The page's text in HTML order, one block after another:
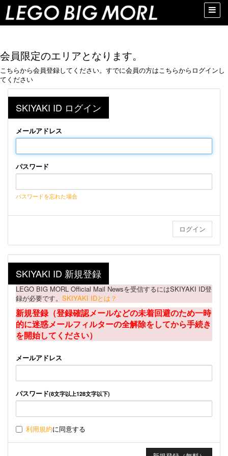
Toggle
会員限定のエリアとなります。
こちらから会員登録してください。すでに会員の方はこちらからログインし
てください
SKIYAKI ID ログイン
メールアドレス
パスワード
パスワードを忘れた場合
SKIYAKI ID 新規登録
LEGO BIG MORL Official Mail Newsを受信するにはSKIYAKI ID登
録が必要です。 SKIYAKI IDとは？
新規登録（登録確認メールなどの未着回避のため一時
的に迷惑メールフィルターの全解除をしてから手続き
を開始してください）
メールアドレス
パスワード(8文字以上128文字以下)
利用規約に同意する